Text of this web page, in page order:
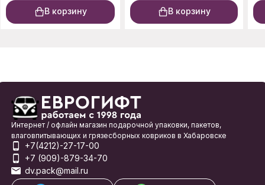
В корзину В корзину
Интернет / офлайн магазин подарочной упаковки, пакетов,
влаговпитывающих и грязесборных ковриков в Хабаровске
+7(4212)-27-17-00
+7 (909)-879-34-70
dv.pack@mail.ru